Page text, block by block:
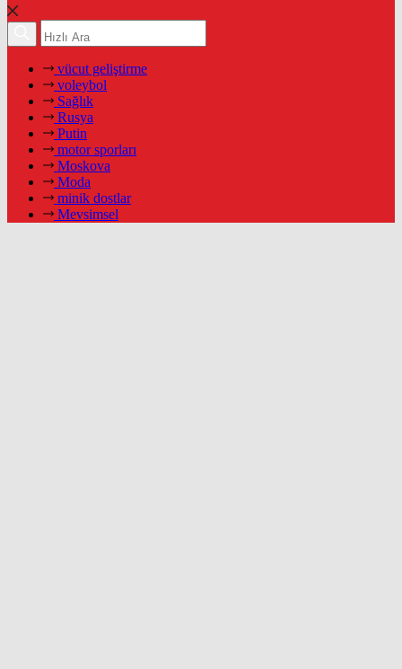
vücut geliştirme
voleybol
Sağlık
Rusya
Putin
motor sporları
Moskova
Moda
minik dostlar
Mevsimsel